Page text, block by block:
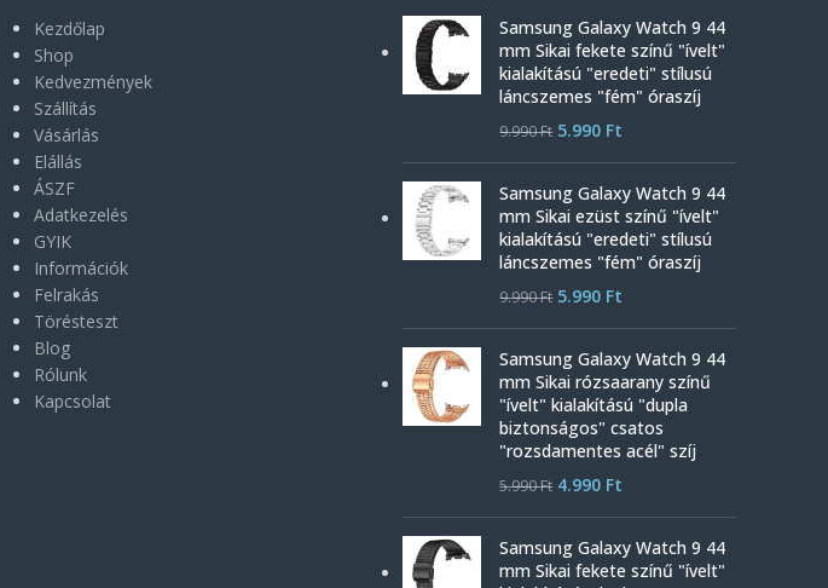
Kezdőlap
Shop
Kedvezmények
Szállítás
Vásárlás
Elállás
ÁSZF
Adatkezelés
GYIK
Információk
Felrakás
Törésteszt
Blog
Rólunk
Kapcsolat
Samsung Galaxy Watch 9 44
mm Sikai fekete színű "ívelt"
kialakítású "eredeti" stílusú
láncszemes "fém" óraszíj
9.990Ft 5.990 Ft
Samsung Galaxy Watch 9 44
mm Sikai ezüst színű "ívelt"
kialakítású "eredeti" stílusú
láncszemes "fém" óraszíj
9.990Ft 5.990 Ft
Samsung Galaxy Watch 9 44
mm Sikai rózsaarany színű
"ívelt" kialakítású "dupla
biztonságos" csatos
"rozsdamentes acél" szíj
5.990Ft 4.990 Ft
Samsung Galaxy Watch 9 44
mm Sikai fekete színű "ívelt"